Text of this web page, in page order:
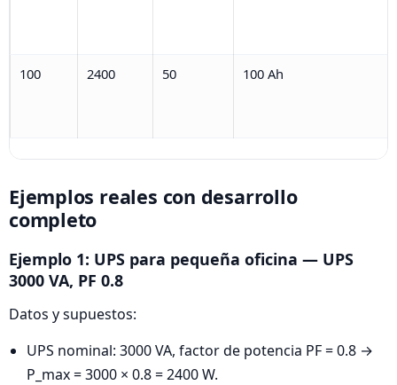
100 2400 50 100 Ah
Ejemplos reales con desarrollo
completo
Ejemplo 1: UPS para pequeña oficina — UPS
3000 VA, PF 0.8
Datos y supuestos:
UPS nominal: 3000 VA, factor de potencia PF = 0.8 →
P_max = 3000 × 0.8 = 2400 W.